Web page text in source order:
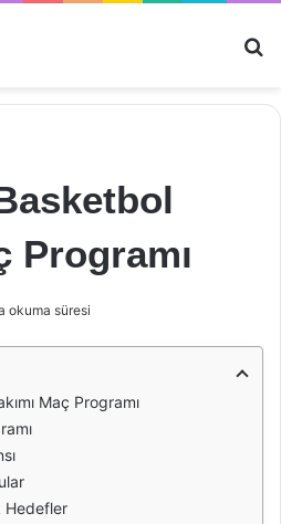
Programı
okuma süresi
Maç Programı
Hedefler